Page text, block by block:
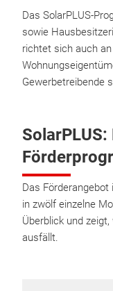
Das SolarPLUS-
sowie
richtet sich auch
Gewerbetreibende
Das
in zwölf einzelne
Überblick und
ausfällt.